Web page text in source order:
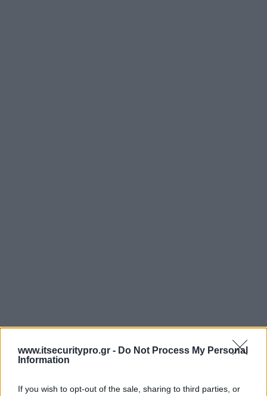
www.itsecuritypro.gr - Do Not Process My Personal
Information
If you wish to opt-out of the sale, sharing to third parties, or